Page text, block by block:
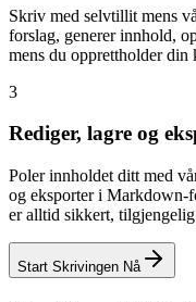
Skriv med selvtillit mens
forslag, generer innhold,
mens du opprettholder
3
Rediger, lagre og
Poler innholdet ditt med
og eksporter i Markdown-
er alltid sikkert,
Start Skrivingen Nå